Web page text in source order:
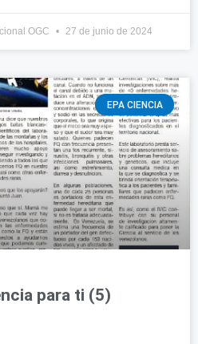
OGC 27 de junio de 2024
EPA CIENCIA
para ti (5)